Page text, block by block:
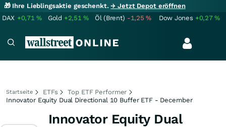
🎁 Ihre Lieblingsaktie geschenkt.→ Jetzt Depot eröffnen
DAX +0,71% Gold +2,51% Öl (Brent) -1,25% Dow Jones +0,27%
Startseite ETFs
Top ETF Performer
Innovator Equity Dual Directional 10 Buffer ETF - December
Innovator Equity Dual